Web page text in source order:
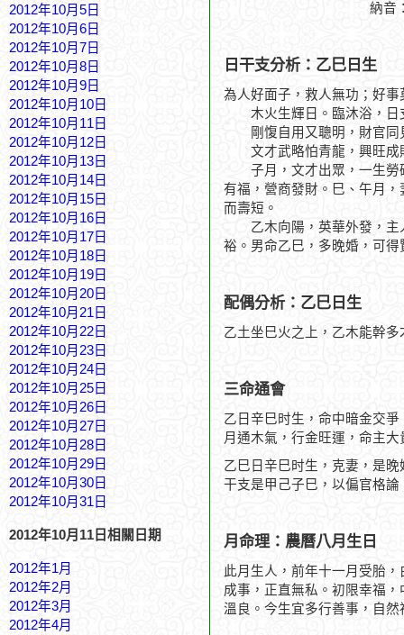
2012年10月5日
2012年10月6日
2012年10月7日
2012年10月8日
2012年10月9日
2012年10月10日
2012年10月11日
2012年10月12日
2012年10月13日
2012年10月14日
2012年10月15日
2012年10月16日
2012年10月17日
2012年10月18日
2012年10月19日
2012年10月20日
2012年10月21日
2012年10月22日
2012年10月23日
2012年10月24日
2012年10月25日
2012年10月26日
2012年10月27日
2012年10月28日
2012年10月29日
2012年10月30日
2012年10月31日
2012年10月11日相關日期
2012年1月
2012年2月
2012年3月
2012年4月
納音
日干支分析：乙巳日生
為人好面子，救人無功；好
木火生輝日。臨沐浴，日
剛愎自用又聰明，財官同
文才武略怕青龍，興旺成
子月，文才出眾，一生勞
有福，營商發財。巳、午月
而壽短。
乙木向陽，英華外發，主
裕。男命乙巳，多晚婚，可
配偶分析：乙巳日生
乙土坐巳火之上，乙木能幹
三命通會
乙日辛巳时生，命中暗金交
月通木氣，行金旺運，命主
乙巳日辛巳时生，克妻，是
干支是甲己子巳，以偏官格
月命理：農曆八月生日
此月生人，前年十一月受胎
成事，正直無私。初限幸福
溫良。今生宜多行善事，自然